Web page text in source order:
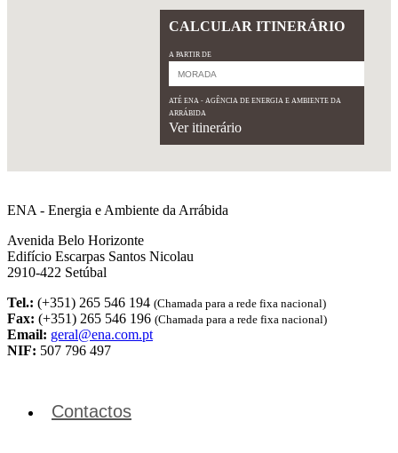
CALCULAR ITINERÁRIO
A PARTIR DE
ATÉ ENA - AGÊNCIA DE ENERGIA E AMBIENTE DA
ARRÁBIDA
Ver itinerário
ENA - Energia e Ambiente da Arrábida
Avenida Belo Horizonte
Edifício Escarpas Santos Nicolau
2910-422 Setúbal
Tel.: (+351) 265 546 194 (Chamada para a rede fixa nacional)
Fax: (+351) 265 546 196 (Chamada para a rede fixa nacional)
Email: geral@ena.com.pt
NIF: 507 796 497
Contactos